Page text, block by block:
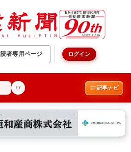
読者専用ページ ログイン
記事ナビ